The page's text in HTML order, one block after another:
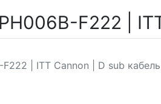
F222 |
| ITT Cannon | D sub